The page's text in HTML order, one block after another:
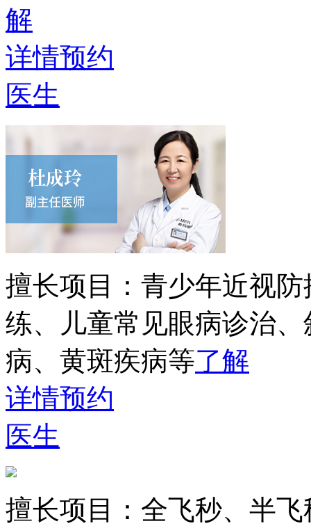
解
详情预约
医生
擅长项目： 青少年近视
练、儿童常见眼病诊治
病、黄斑疾病等了解
详情预约
医生
擅长项目： 全飞秒、半